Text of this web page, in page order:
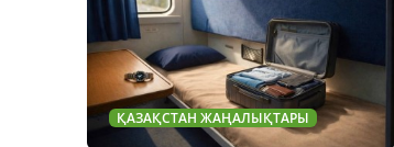
ҚАЗАҚСТАН ЖАҢАЛЫҚТАРЫ